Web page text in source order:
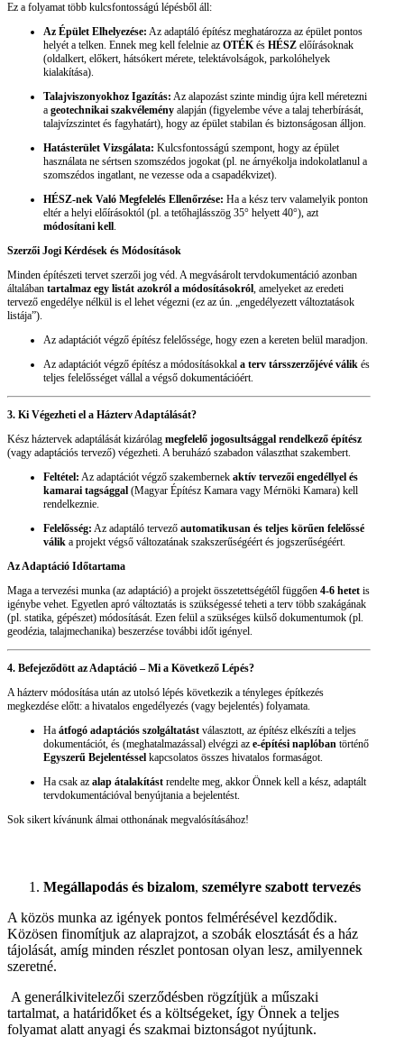
Ez a folyamat több kulcsfontosságú lépésből áll:
Az Épület Elhelyezése: Az adaptáló építész meghatározza az épület pontos
helyét a telken. Ennek meg kell felelnie az OTÉKés HÉSZ előírásoknak
(oldalkert, előkert, hátsókert mérete, telektávolságok, parkolóhelyek
kialakítása).
Talajviszonyokhoz Igazítás: Az alapozást szinte mindig újra kell méretezni
a geotechnikai szakvélemény alapján (figyelembe véve a talaj teherbírását,
talajvízszintet és fagyhatárt), hogy az épület stabilan és biztonságosan álljon.
Hatásterület Vizsgálata: Kulcsfontosságú szempont, hogy az épület
használata ne sértsen szomszédos jogokat (pl. ne árnyékolja indokolatlanul a
szomszédos ingatlant, ne vezesse oda a csapadékvizet).
HÉSZ-nek Való Megfelelés Ellenőrzése: Ha a kész terv valamelyik ponton
eltér a helyi előírásoktól (pl. a tetőhajlásszög 35° helyett 40°), azt
módosítani kell.
Szerzői Jogi Kérdések és Módosítások
Minden építészeti tervet szerzői jog véd. A megvásárolt tervdokumentáció azonban
általában tartalmaz egy listát azokról a módosításokról, amelyeket az eredeti
tervező engedélye nélkül is el lehet végezni (ez az ún. „engedélyezett változtatások
listája”).
Az adaptációt végző építész felelőssége, hogy ezen a kereten belül maradjon.
Az adaptációt végző építész a módosításokkal a terv társszerzőjévé válik és
teljes felelősséget vállal a végső dokumentációért.
3. Ki Végezheti el a Házterv Adaptálását?
Kész háztervek adaptálását kizárólag megfelelő jogosultsággal rendelkező építész
(vagy adaptációs tervező) végezheti. A beruházó szabadon választhat szakembert.
Feltétel: Az adaptációt végző szakembernek aktív tervezői engedéllyel és
kamarai tagsággal (Magyar Építész Kamara vagy Mérnöki Kamara) kell
rendelkeznie.
Felelősség: Az adaptáló tervező automatikusan és teljes körűen felelőssé
válik a projekt végső változatának szakszerűségéért és jogszerűségéért.
Az Adaptáció Időtartama
Maga a tervezési munka (az adaptáció) a projekt összetettségétől függően 4-6 hetet is
igénybe vehet. Egyetlen apró változtatás is szükségessé teheti a terv több szakágának
(pl. statika, gépészet) módosítását. Ezen felül a szükséges külső dokumentumok (pl.
geodézia, talajmechanika) beszerzése további időt igényel.
4. Befejeződött az Adaptáció – Mi a Következő Lépés?
A házterv módosítása után az utolsó lépés következik a tényleges építkezés
megkezdése előtt: a hivatalos engedélyezés (vagy bejelentés) folyamata.
Ha átfogó adaptációs szolgáltatást választott, az építész elkészíti a teljes
dokumentációt, és (meghatalmazással) elvégzi az e-építési naplóban történő
Egyszerű Bejelentéssel kapcsolatos összes hivatalos formaságot.
Ha csak az alap átalakítást rendelte meg, akkor Önnek kell a kész, adaptált
tervdokumentációval benyújtania a bejelentést.
Sok sikert kívánunk álmai otthonának megvalósításához!
Megállapodás és bizalom, személyre szabott tervezés
A közös munka az igények pontos felmérésével kezdődik.
Közösen finomítjuk az alaprajzot, a szobák elosztását és a ház
tájolását, amíg minden részlet pontosan olyan lesz, amilyennek
szeretné.
A generálkivitelezői szerződésben rögzítjük a műszaki
tartalmat, a határidőket és a költségeket, így Önnek a teljes
folyamat alatt anyagi és szakmai biztonságot nyújtunk.